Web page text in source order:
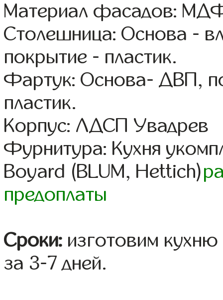
Материал фасадов:
Столешница: Основа -
покрытие - пластик.
Фартук: Основа- ДВП,
пластик.
Корпус: ЛДСП Увадрев
Фурнитура: Кухня
Boyard (BLUM, Hettich)
предоплаты
Сроки: изготовим
за 3-7 дней.